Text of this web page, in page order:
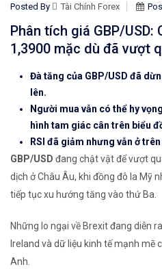
Posted By Tài Chính Forex
Phân tích giá GBP/
1,3900 mặc dù đã vượt
Đà tăng của GBP/USD đã
lên.
Người mua vẫn có thể hy
hình tam giác cân trên biểu
RSI đã giảm nhưng vẫn ở
GBP/USD đang chật vật để vượt
dịch ở Châu Âu, khi đồng đô la Mỹ
tiếp tục xu hướng tăng vào thứ Ba.
Những lo ngại về Brexit đang diễn
Ireland và dữ liệu kinh tế mạnh mẽ
Anh.